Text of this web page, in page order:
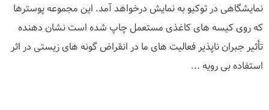
نمایشگاهی در توکیو به نمایش درخواهد آمد. این مجموعه پوسترها
که روی کیسه های کاغذی مستعمل چاپ شده است نشان دهنده
تأثیر جبران ناپذیر فعالیت های ما در انقراض گونه های زیستی در اثر
استفاده بی رویه ...